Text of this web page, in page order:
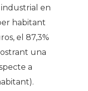
en
habitant
el 87,3%
una
a